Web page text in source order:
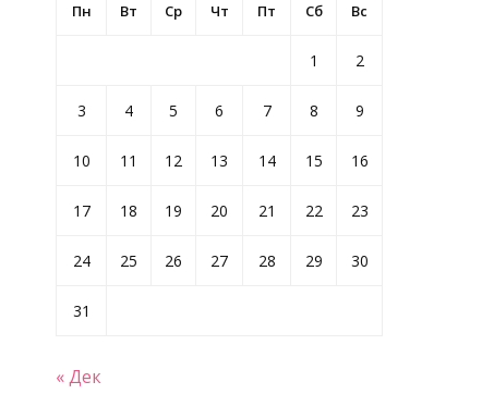
Пн Вт Ср Чт Пт Сб Вс
1 2
3 4 5 6 7 8 9
10 11 12 13 14 15 16
17 18 19 20 21 22 23
24 25 26 27 28 29 30
31
« Дек